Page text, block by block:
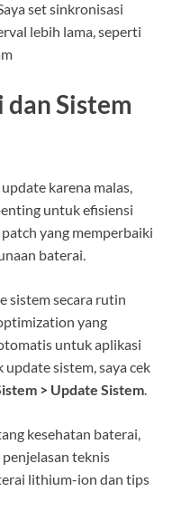
set sinkronisasi
lebih lama, seperti
Sistem
karena malas,
untuk efisiensi
yang memperbaiki
baterai.
sistem secara rutin
yang
untuk aplikasi
update sistem, saya cek
> Update Sistem.
kesehatan baterai,
teknis
lithium-ion dan tips